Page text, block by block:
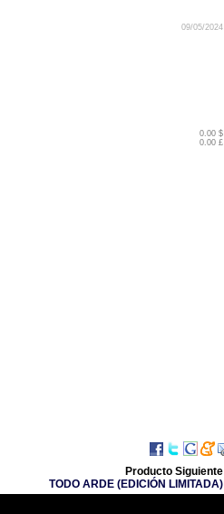
09/05/2024
0.00 $
0.00 £
Producto Siguiente
TODO ARDE (EDICIÓN LIMITADA)